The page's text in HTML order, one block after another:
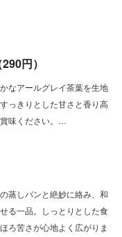
円）
なアールグレイ茶葉を生地
っきりとした甘さと香り高
味ください。…
蒸しパンと絶妙に絡み、和
る一品。しっとりとした食
ろ苦さが心地よく広がりま